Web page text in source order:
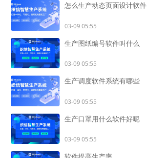
怎么生产动态页面设计软件
03-09 05:55
生产图纸编号软件叫什么
03-09 05:55
生产调度软件系统有哪些
03-09 05:55
生产口罩用什么软件好呢
03-09 05:55